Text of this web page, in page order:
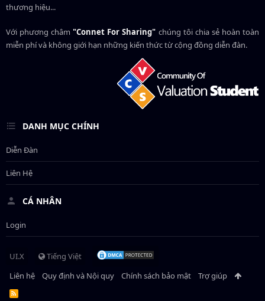
thương hiệu...
Với phương châm"Connet For Sharing" chúng tôi chia sẻ hoàn toàn
miễn phí và không giới hạn những kiến thức từ cộng đồng diễn đàn.
DANH MỤC CHÍNH
Diễn Đàn
Liên Hệ
CÁ NHÂN
Login
UI.X
Tiếng Việt
Liên hệ
Quy định và Nội quy Chính sách bảo mật Trợ giúp
R